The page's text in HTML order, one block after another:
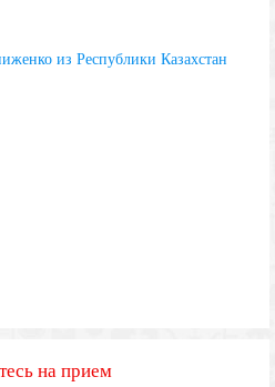
из Республики Казахстан
на прием